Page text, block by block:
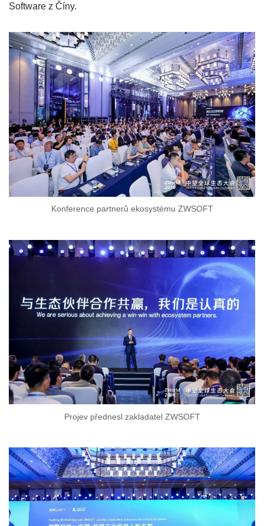
Software z Číny.
Konference partnerů ekosystému ZWSOFT
Projev přednesl zakladatel ZWSOFT